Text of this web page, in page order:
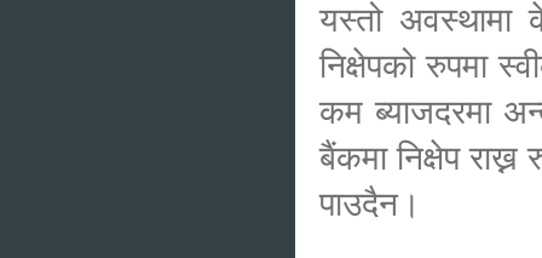
यस्तो
निक्षेपको रुपमा
कम ब्याजदरमा
बैंकमा निक्षेप
पाउदैन।